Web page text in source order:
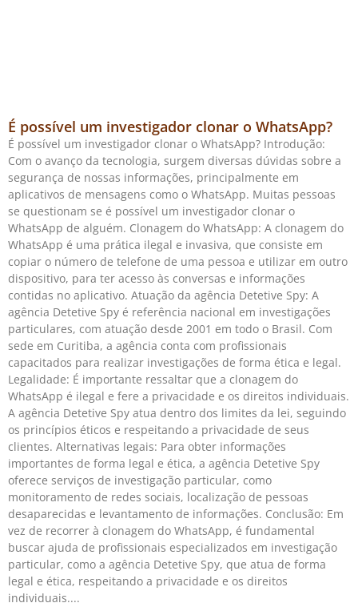
É possível um investigador clonar o WhatsApp?
É possível um investigador clonar o WhatsApp? Introdução:
Com o avanço da tecnologia, surgem diversas dúvidas sobre a
segurança de nossas informações, principalmente em
aplicativos de mensagens como o WhatsApp. Muitas pessoas
se questionam se é possível um investigador clonar o
WhatsApp de alguém. Clonagem do WhatsApp: A clonagem do
WhatsApp é uma prática ilegal e invasiva, que consiste em
copiar o número de telefone de uma pessoa e utilizar em outro
dispositivo, para ter acesso às conversas e informações
contidas no aplicativo. Atuação da agência Detetive Spy: A
agência Detetive Spy é referência nacional em investigações
particulares, com atuação desde 2001 em todo o Brasil. Com
sede em Curitiba, a agência conta com profissionais
capacitados para realizar investigações de forma ética e legal.
Legalidade: É importante ressaltar que a clonagem do
WhatsApp é ilegal e fere a privacidade e os direitos individuais.
A agência Detetive Spy atua dentro dos limites da lei, seguindo
os princípios éticos e respeitando a privacidade de seus
clientes. Alternativas legais: Para obter informações
importantes de forma legal e ética, a agência Detetive Spy
oferece serviços de investigação particular, como
monitoramento de redes sociais, localização de pessoas
desaparecidas e levantamento de informações. Conclusão: Em
vez de recorrer à clonagem do WhatsApp, é fundamental
buscar ajuda de profissionais especializados em investigação
particular, como a agência Detetive Spy, que atua de forma
legal e ética, respeitando a privacidade e os direitos
individuais.